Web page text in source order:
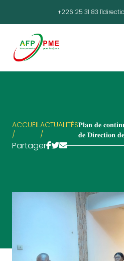
+226 25 31 83 11
ACCUEIL
/
ACTUALITÉS
/
𝐏𝐥𝐚𝐧 𝐝𝐞
𝐝𝐞 𝐃𝐢𝐫𝐞𝐜𝐭𝐢𝐨𝐧
Partager